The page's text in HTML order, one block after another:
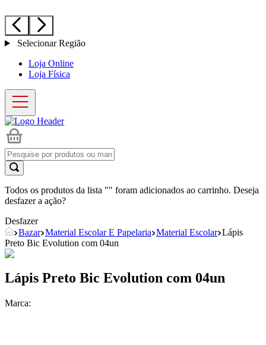
Selecionar Região
Loja Online
Loja Física
Todos os produtos da lista "" foram adicionados ao carrinho. Deseja
desfazer a ação?
Desfazer
Bazar Material Escolar E Papelaria Material Escolar Lápis
Preto Bic Evolution com 04un
Lápis Preto Bic Evolution com 04un
Marca: